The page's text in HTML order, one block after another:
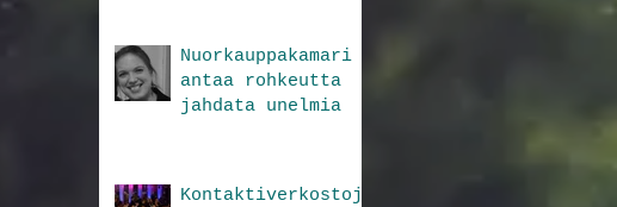
Nuorkauppakamari
antaa rohkeutta
jahdata unelmia
Kontaktiverkostoj